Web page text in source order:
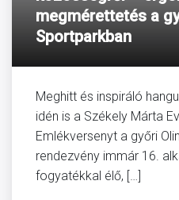
megmérettetés a
Sportparkban
Meghitt és inspiráló
idén is a Székely Márta
Emlékversenyt a győri
rendezvény immár 16.
fogyatékkal élő, […]